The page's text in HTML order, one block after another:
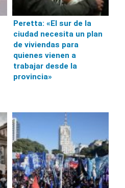
Peretta: «El sur de la
ciudad necesita un plan
de viviendas para
quienes vienen a
trabajar desde la
provincia»